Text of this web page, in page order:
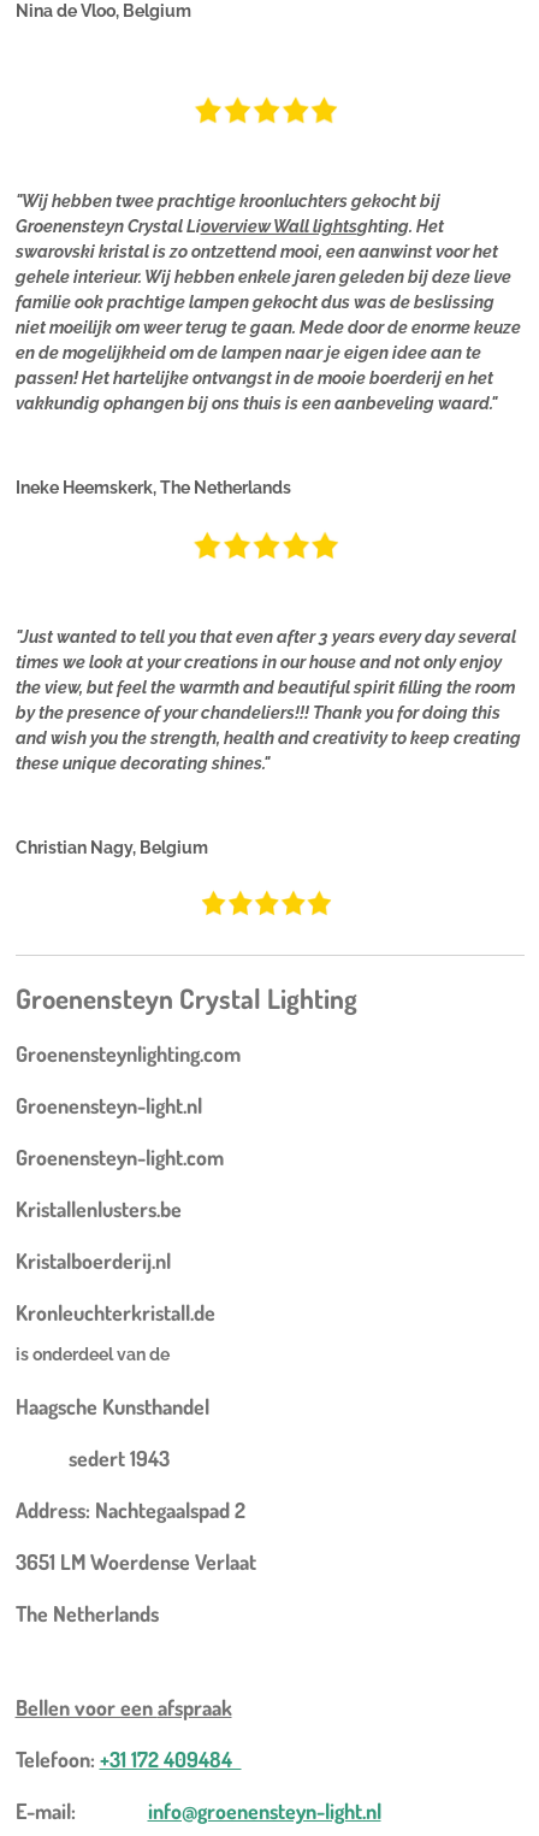
Nina de Vloo, Belgium
"Wij hebben twee prachtige kroonluchters gekocht bij
Groenensteyn Crystal Lioverview Wall lightsghting. Het
swarovski kristal is zo ontzettend mooi, een aanwinst voor het
gehele interieur. Wij hebben enkele jaren geleden bij deze lieve
familie ook prachtige lampen gekocht dus was de beslissing
niet moeilijk om weer terug te gaan. Mede door de enorme keuze
en de mogelijkheid om de lampen naar je eigen idee aan te
passen! Het hartelijke ontvangst in de mooie boerderij en het
vakkundig ophangen bij ons thuis is een aanbeveling waard."
Ineke Heemskerk, The Netherlands
"Just wanted to tell you that even after 3 years every day several
times we look at your creations in our house and not only enjoy
the view, but feel the warmth and beautiful spirit filling the room
by the presence of your chandeliers!!! Thank you for doing this
and wish you the strength, health and creativity to keep creating
these unique decorating shines."
Christian Nagy, Belgium
Groenensteyn Crystal Lighting
Groenensteynlighting.com
Groenensteyn-light.nl
Groenensteyn-light.com
Kristallenlusters.be
Kristalboerderij.nl
Kronleuchterkristall.de
is onderdeel van de
Haagsche Kunsthandel
sedert 1943
Address: Nachtegaalspad 2
3651 LM Woerdense Verlaat
The Netherlands
Bellen voor eenafspraak
Telefoon: +31 172 409484
E-mail: info@groenensteyn-light.nl